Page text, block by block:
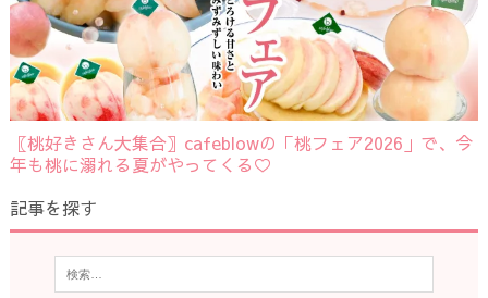
〖桃好きさん大集合〗cafeblowの「桃フェア2026」で、今
年も桃に溺れる夏がやってくる♡
記事を探す